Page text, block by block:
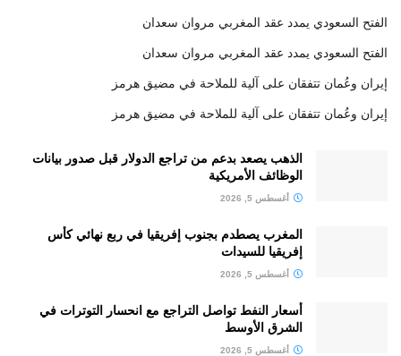
الفتح السعودي يمدد عقد المغربي مروان سعدان
الفتح السعودي يمدد عقد المغربي مروان سعدان
إيران وعُمان تتفقان على آلية للملاحة في مضيق هرمز
إيران وعُمان تتفقان على آلية للملاحة في مضيق هرمز
الذهب يصعد بدعم من تراجع الدولار قبل صدور بيانات
الوظائف الأمريكية
أغسطس 5, 2026
المغرب يصطدم بجنوب إفريقيا في ربع نهائي كأس
إفريقيا للسيدات
أغسطس 5, 2026
أسعار النفط تواصل التراجع مع انحسار التوترات في
الشرق الأوسط
أغسطس 5, 2026